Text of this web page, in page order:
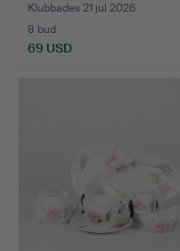
Klubbades 21 jul 2026
8 bud
69 USD